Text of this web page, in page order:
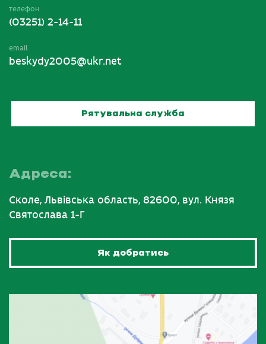
телефон
(03251) 2-14-11
email
beskydy2005@ukr.net
Рятувальна служба
Адреса:
Сколе, Львівська область, 82600, вул. Князя
Святослава 1-Г
Як добратись